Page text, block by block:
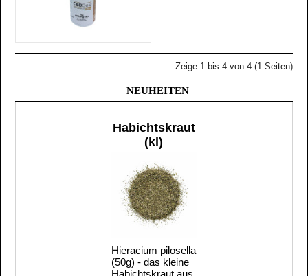
Zeige 1 bis 4 von 4 (1 Seiten)
NEUHEITEN
Habichtskraut
(kl)
Hieracium pilosella
(50g) - das kleine